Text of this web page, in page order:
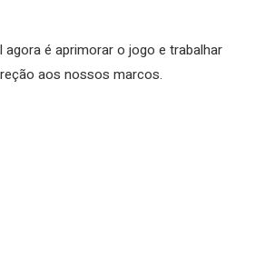
é aprimorar o jogo e trabalhar
aos nossos marcos.